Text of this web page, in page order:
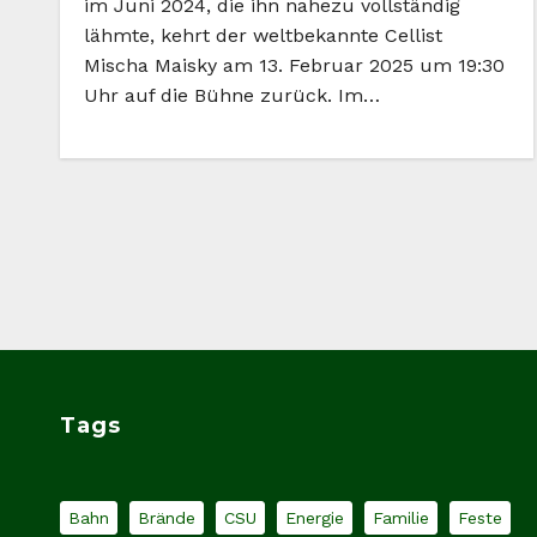
im Juni 2024, die ihn nahezu vollständig
lähmte, kehrt der weltbekannte Cellist
Mischa Maisky am 13. Februar 2025 um 19:30
Uhr auf die Bühne zurück. Im…
Tags
Bahn Brände CSU Energie Familie Feste